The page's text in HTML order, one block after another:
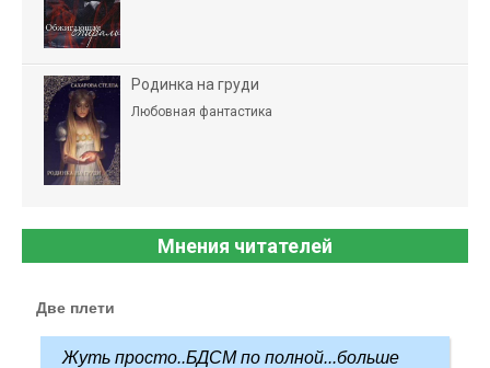
Родинка на груди
Любовная фантастика
Мнения читателей
Две плети
Жуть просто..БДСМ по полной...больше